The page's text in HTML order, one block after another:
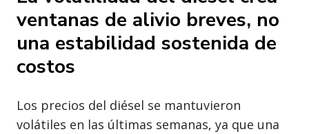
ventanas de alivio breves, no
una estabilidad sostenida de
costos
Los precios del diésel se mantuvieron
volátiles en las últimas semanas, ya que una